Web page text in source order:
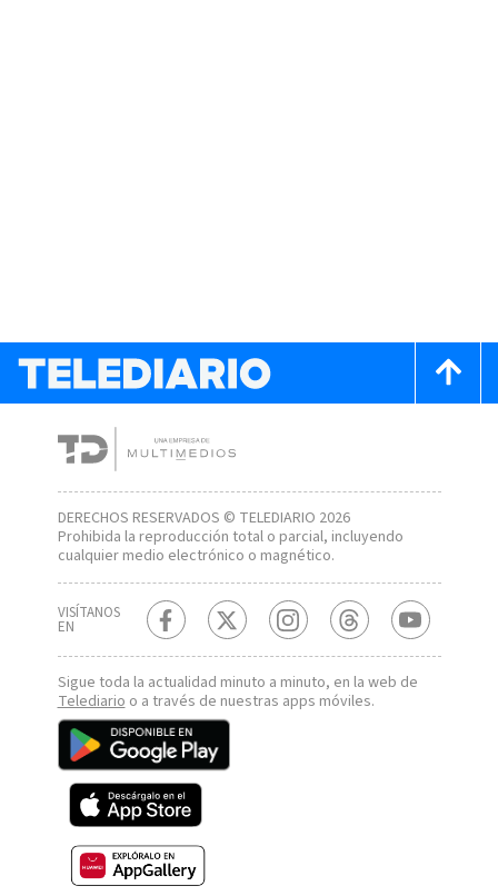
DERECHOS RESERVADOS © TELEDIARIO 2026
Prohibida la reproducción total o parcial, incluyendo
cualquier medio electrónico o magnético.
VISÍTANOS
EN
Sigue toda la actualidad minuto a minuto, en la web de
Telediarioo a través de nuestras apps móviles.